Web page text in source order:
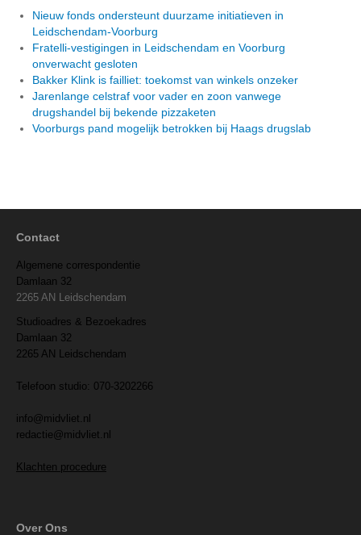
Nieuw fonds ondersteunt duurzame initiatieven in
Leidschendam-Voorburg
Fratelli-vestigingen in Leidschendam en Voorburg
onverwacht gesloten
Bakker Klink is failliet: toekomst van winkels onzeker
Jarenlange celstraf voor vader en zoon vanwege
drugshandel bij bekende pizzaketen
Voorburgs pand mogelijk betrokken bij Haags drugslab
Contact
Algemene correspondentie
Damlaan 32
2265 AN Leidschendam
Studioadres & Bezoekadres
Damlaan 32
2265 AN Leidschendam
Telefoon studio: 070-3202266
info@midvliet.nl
redactie@midvliet.nl
Klachten procedure
Over Ons